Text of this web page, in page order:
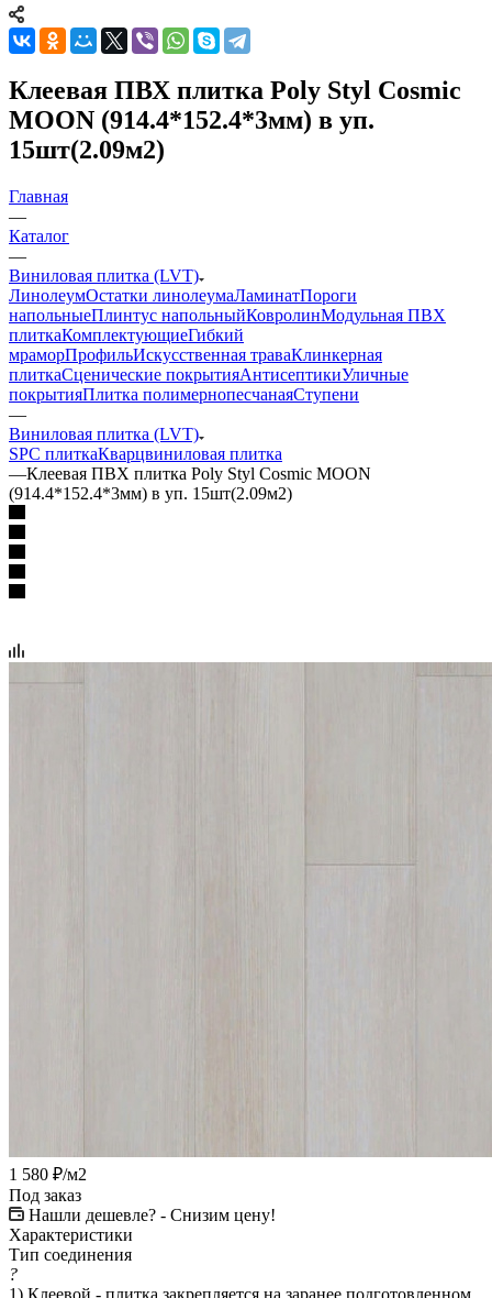
Клеевая ПВХ плитка Poly Styl Cosmic
MOON (914.4*152.4*3мм) в уп.
15шт(2.09м2)
Главная
—
Каталог
—
Виниловая плитка (LVT)
ЛинолеумОстатки линолеумаЛаминатПороги
напольныеПлинтус напольныйКовролинМодульная ПВХ
плиткаКомплектующиеГибкий
мраморПрофильИскусственная траваКлинкерная
плиткаСценические покрытияАнтисептикиУличные
покрытияПлитка полимернопесчанаяСтупени
—
Виниловая плитка (LVT)
SPC плиткаКварцвиниловая плитка
—Клеевая ПВХ плитка Poly Styl Cosmic MOON
(914.4*152.4*3мм) в уп. 15шт(2.09м2)
1 580 ₽/м2
Под заказ
Нашли дешевле? - Снизим цену!
Характеристики
Тип соединения
?
1) Клеевой - плитка закрепляется на заранее подготовленном